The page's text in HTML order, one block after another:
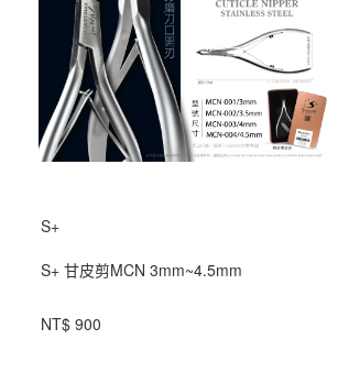
S+
S+ 甘皮剪MCN 3mm~4.5mm
NT$ 900